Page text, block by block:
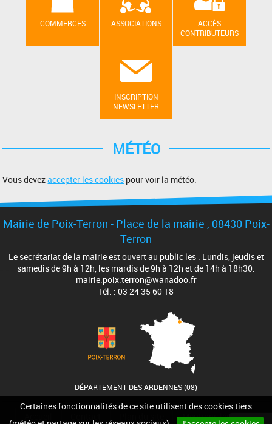
Certaines fonctionnalités de ce site utilisent des cookies tiers
COMMERCES ASSOCIATIONS
ACCÈS
CONTRIBUTEURS
INSCRIPTION
NEWSLETTER
MÉTÉO
Vous devezaccepter les cookies pour voir la météo.
Mairie de Poix-Terron - Place de la mairie , 08430 Poix-
Terron
Le secrétariat de la mairie est ouvert au public les : Lundis, jeudis et
samedis de 9h à 12h, les mardis de 9h à 12h et de 14h à 18h30.
mairie.poix.terron@wanadoo.fr
Tél. : 03 24 35 60 18
DÉPARTEMENT DES ARDENNES (08)
Mentions légales